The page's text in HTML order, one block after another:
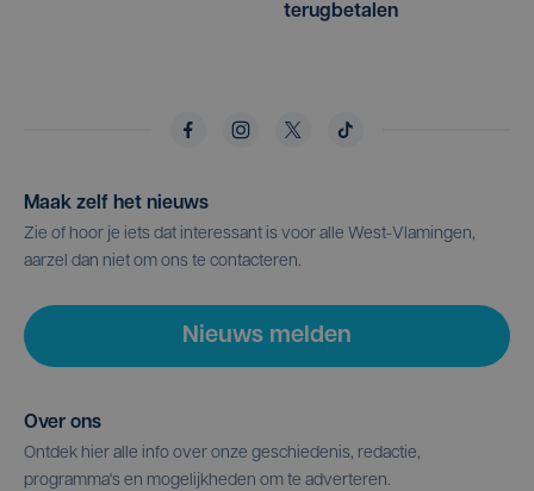
terugbetalen
Maak zelf het nieuws
Zie of hoor je iets dat interessant is voor alle West-Vlamingen,
aarzel dan niet om ons te contacteren.
Nieuws melden
Over ons
Ontdek hier alle info over onze geschiedenis, redactie,
programma's en mogelijkheden om te adverteren.